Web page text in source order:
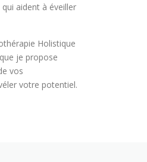
aident à éveiller
Holistique
je propose
vos
votre potentiel.